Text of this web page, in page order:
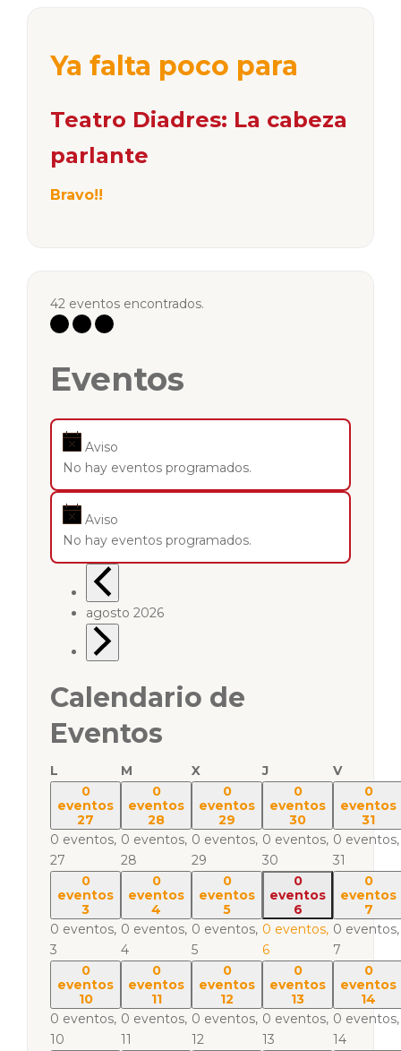
Ya falta poco para
Teatro Diadres: La cabeza
parlante
Bravo!!
42 eventos encontrados.
Eventos
Aviso
No hay eventos programados.
Aviso
No hay eventos programados.
agosto 2026
Calendario de
Eventos
L M X J
V
0
eventos
27
0 eventos,
27
0
eventos
28
0 eventos,
28
0
eventos
29
0 eventos,
29
0
eventos
30
0 eventos,
30
0
eventos
31
0 eventos,
31
0
eventos
3
0 eventos,
3
0
eventos
4
0 eventos,
4
0
eventos
5
0 eventos,
5
0
eventos
6
0 eventos,
6
0
eventos
7
0 eventos,
7
0
eventos
10
0 eventos,
10
0
eventos
11
0 eventos,
11
0
eventos
12
0 eventos,
12
0
eventos
13
0 eventos,
13
0
eventos
14
0 eventos,
14